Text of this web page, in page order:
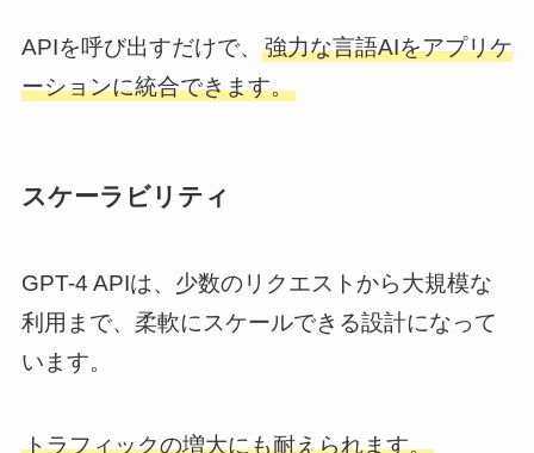
APIを呼び出すだけで、 強力な言語AIをアプリケ
ーションに統合できます。
スケーラビリティ
GPT-4 APIは、少数のリクエストから大規模な
利用まで、柔軟にスケールできる設計になって
います。
トラフィックの増大にも耐えられます。